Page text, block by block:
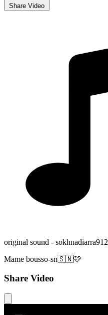
Share Video
original sound - sokhnadiarra912
Mame bousso-sn🇸🇳🩷
Share Video